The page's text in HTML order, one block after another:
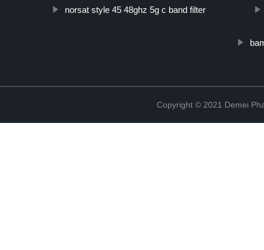
norsat style 45 48ghz 5g c band filter
Copyright © 2021 Demei